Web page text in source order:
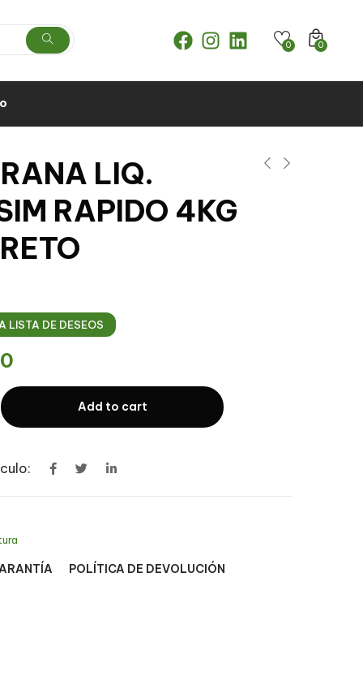
0
0
LIQ.
RAPIDO 4KG
LISTA DE DESEOS
Add to cart
POLÍTICA DE DEVOLUCIÓN